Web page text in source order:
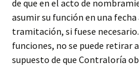
de que en el acto de
asumir su función en una
tramitación, si fuese
funciones, no se puede retirar
supuesto de que Contraloría